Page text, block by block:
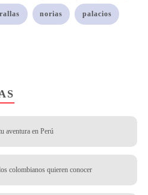
norias palacios
aventura en Perú
colombianos quieren conocer